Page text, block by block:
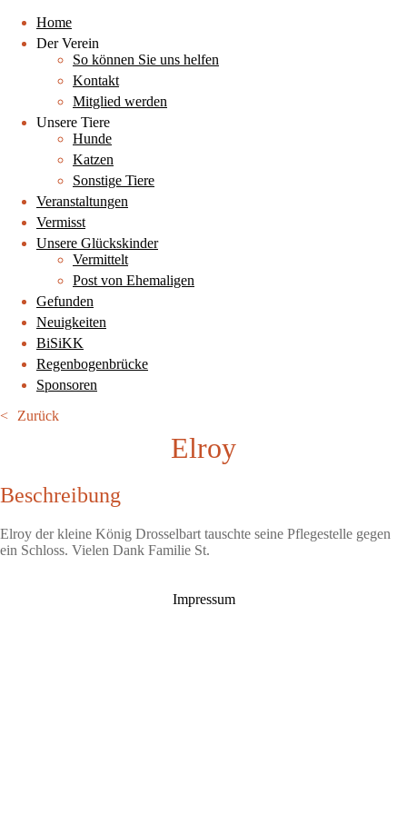
Home
Der Verein
So können Sie uns helfen
Kontakt
Mitglied werden
Unsere Tiere
Hunde
Katzen
Sonstige Tiere
Veranstaltungen
Vermisst
Unsere Glückskinder
Vermittelt
Post von Ehemaligen
Gefunden
Neuigkeiten
BiSiKK
Regenbogenbrücke
Sponsoren
Zurück
Elroy
Beschreibung
Elroy der kleine König Drosselbart tauschte seine Pflegestelle gegen
ein Schloss. Vielen Dank Familie St.
Impressum